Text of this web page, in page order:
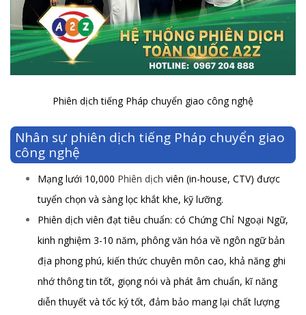
Phiên dịch tiếng Pháp chuyển giao công nghệ
Nhân sự phiên dịch tiếng Pháp chuyển giao
công nghệ
Mạng lưới 10,000 Phiên dịch viên (in-house, CTV) được
tuyển chọn và sàng lọc khắt khe, kỹ lưỡng.
Phiên dịch viên đạt tiêu chuẩn: có Chứng Chỉ Ngoại Ngữ,
kinh nghiệm 3-10 năm, phông văn hóa về ngôn ngữ bản
địa phong phú, kiến thức chuyên môn cao, khả năng ghi
nhớ thông tin tốt, giọng nói và phát âm chuẩn, kĩ năng
diễn thuyết và tốc ký tốt, đảm bảo mang lại chất lượng